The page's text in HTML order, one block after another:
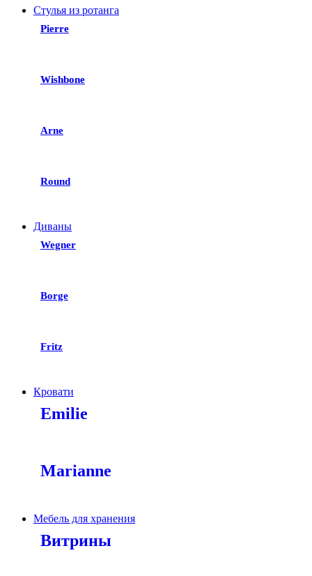
Стулья из ротанга
Pierre
Wishbone
Arne
Round
Диваны
Wegner
Borge
Fritz
Кровати
Emilie
Marianne
Мебель для хранения
Витрины